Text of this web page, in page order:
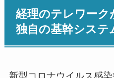
経理のテレワーク
独自の基幹システ
新型コロナウイルス感